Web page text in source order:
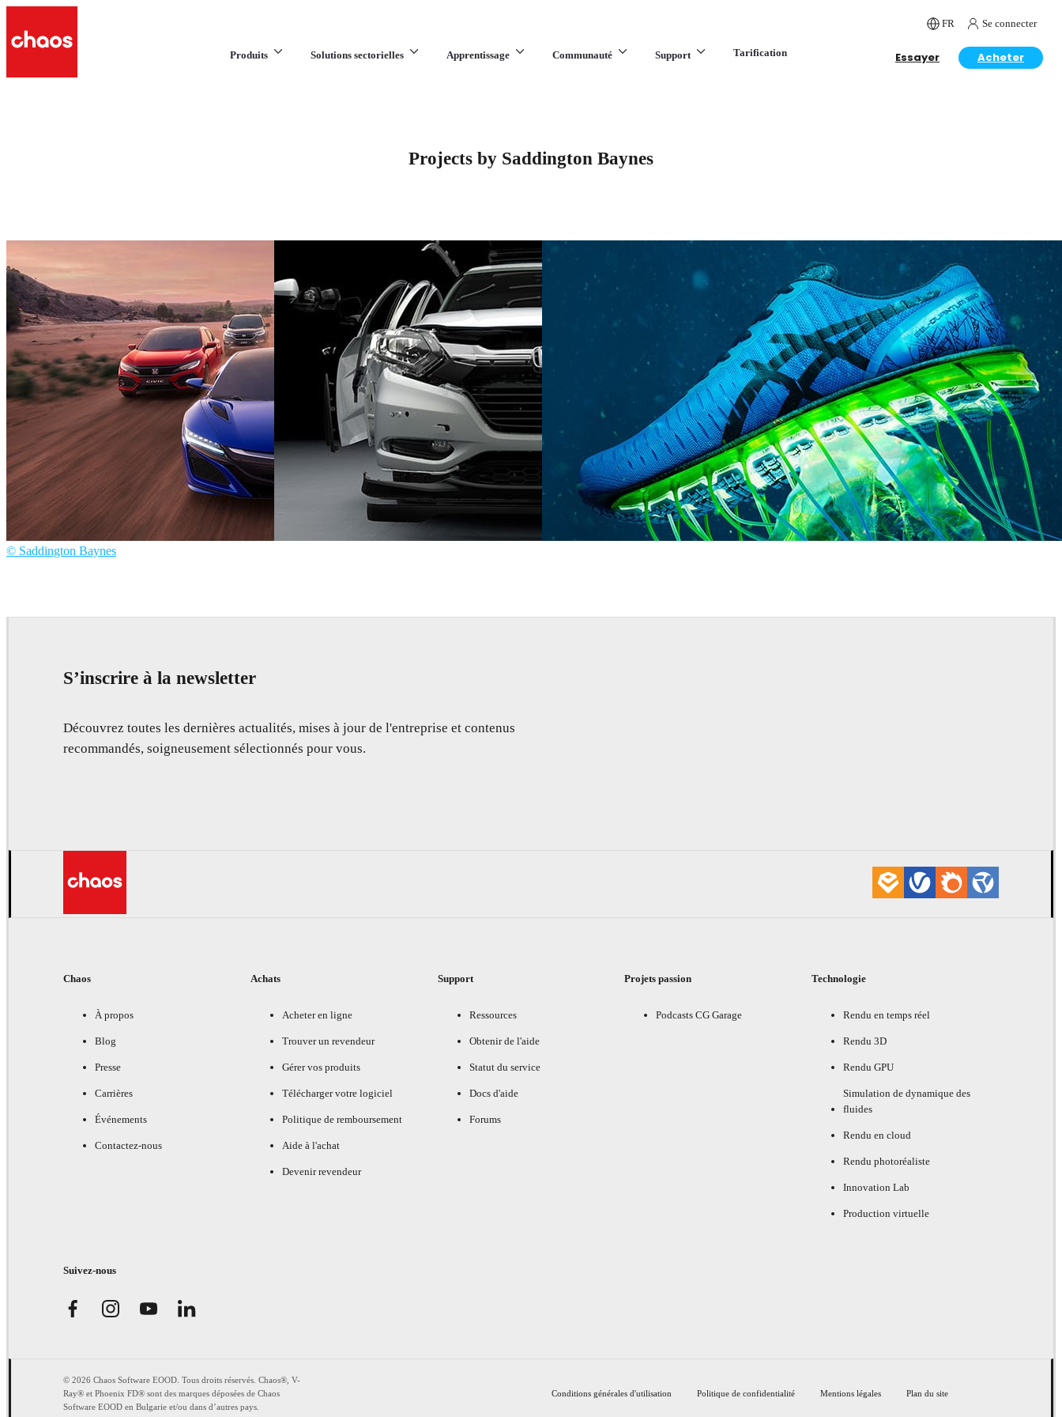
FR Se connecter
Produits Solutions sectorielles Apprentissage Communauté Support Tarification Essayer Acheter
Projects by Saddington Baynes
© Saddington Baynes
S’inscrire à la newsletter
Découvrez toutes les dernières actualités, mises à jour de l'entreprise et contenus
recommandés, soigneusement sélectionnés pour vous.
Chaos
À propos
Blog
Presse
Carrières
Événements
Contactez-nous
Achats
Acheter en ligne
Trouver un revendeur
Gérer vos produits
Télécharger votre logiciel
Politique de remboursement
Aide à l'achat
Devenir revendeur
Support
Ressources
Obtenir de l'aide
Statut du service
Docs d'aide
Forums
Projets passion
Podcasts CG Garage
Technologie
Rendu en temps réel
Rendu 3D
Rendu GPU
Simulation de dynamique des
fluides
Rendu en cloud
Rendu photoréaliste
Innovation Lab
Production virtuelle
Suivez-nous
© 2026 Chaos Software EOOD. Tous droits réservés. Chaos®, V-
Ray® et Phoenix FD® sont des marques déposées de Chaos
Software EOOD en Bulgarie et/ou dans d’autres pays.
Conditions générales d'utilisation Politique de confidentialité Mentions légales Plan du site